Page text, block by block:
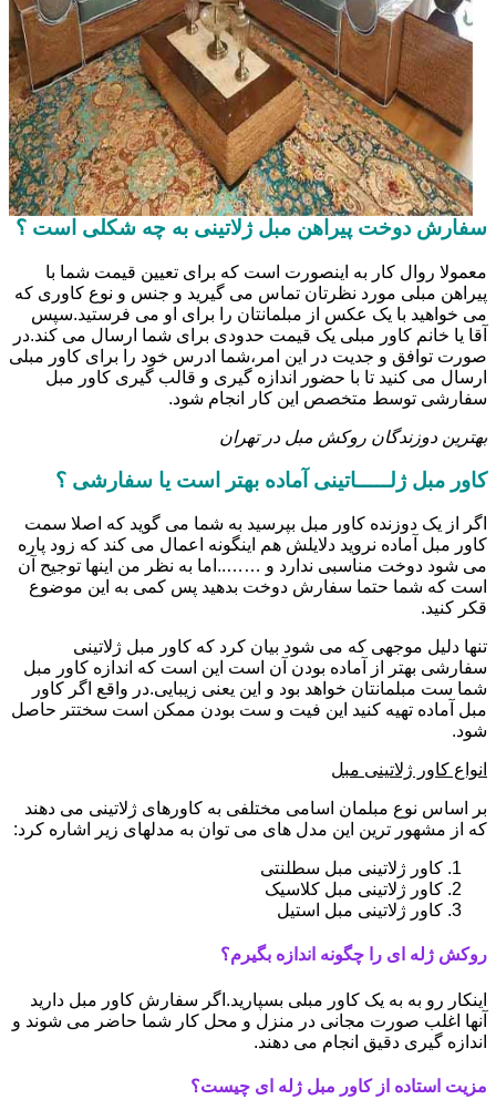
سفارش دوخت پیراهن مبل ژلاتینی به چه شکلی است ؟
معمولا روال کار به اینصورت است که برای تعیین قیمت شما با
پیراهن مبلی مورد نظرتان تماس می گیرید و جنس و نوع کاوری که
می خواهید با یک عکس از مبلمانتان را برای او می فرستید.سپس
آقا یا خانم کاور مبلی یک قیمت حدودی برای شما ارسال می کند.در
صورت توافق و جدیت در این امر،شما ادرس خود را برای کاور مبلی
ارسال می کنید تا با حضور اندازه گیری و قالب گیری کاور مبل
سفارشی توسط متخصص این کار انجام شود.
بهترین دوزندگان روکش مبل در تهران
کاور مبل ژلـــــاتینی آماده بهتر است یا سفارشی ؟
اگر از یک دوزنده کاور مبل بپرسید به شما می گوید که اصلا سمت
کاور مبل آماده نروید دلایلش هم اینگونه اعمال می کند که زود پاره
می شود دوخت مناسبی ندارد و ……..اما به نظر من اینها توجیح آن
است که شما حتما سفارش دوخت بدهید پس کمی به این موضوع
قکر کنید.
تنها دلیل موجهی که می شود بیان کرد که کاور مبل ژلاتینی
سفارشی بهتر از آماده بودن آن است این است که اندازه کاور مبل
شما ست مبلمانتان خواهد بود و این یعنی زیبایی.در واقع اگر کاور
مبل آماده تهیه کنید این فیت و ست بودن ممکن است سختتر حاصل
شود.
انواع کاور ژلاتینی مبل
بر اساس نوع مبلمان اسامی مختلفی به کاورهای ژلاتینی می دهند
که از مشهور ترین این مدل های می توان به مدلهای زیر اشاره کرد:
کاور ژلاتینی مبل سطلنتی
کاور ژلاتینی مبل کلاسیک
کاور ژلاتینی مبل استیل
روکش ژله ای را چگونه اندازه بگیرم؟
اینکار رو به به یک کاور مبلی بسپارید.اگر سفارش کاور مبل دارید
آنها اغلب صورت مجانی در منزل و محل کار شما حاضر می شوند و
اندازه گیری دقیق انجام می دهند.
مزیت استاده از کاور مبل ژله ای چیست؟